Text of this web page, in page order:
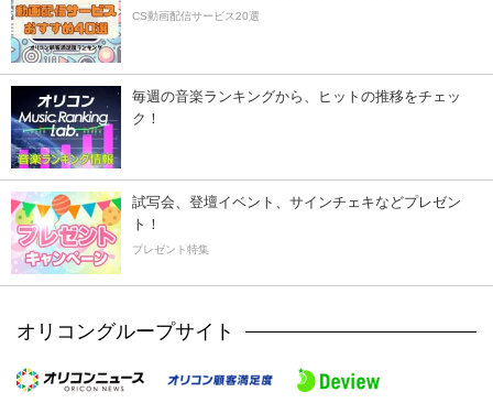
CS動画配信サービス20選
毎週の音楽ランキングから、ヒットの推移をチェッ
ク！
試写会、登壇イベント、サインチェキなどプレゼン
ト！
プレゼント特集
オリコングループサイト